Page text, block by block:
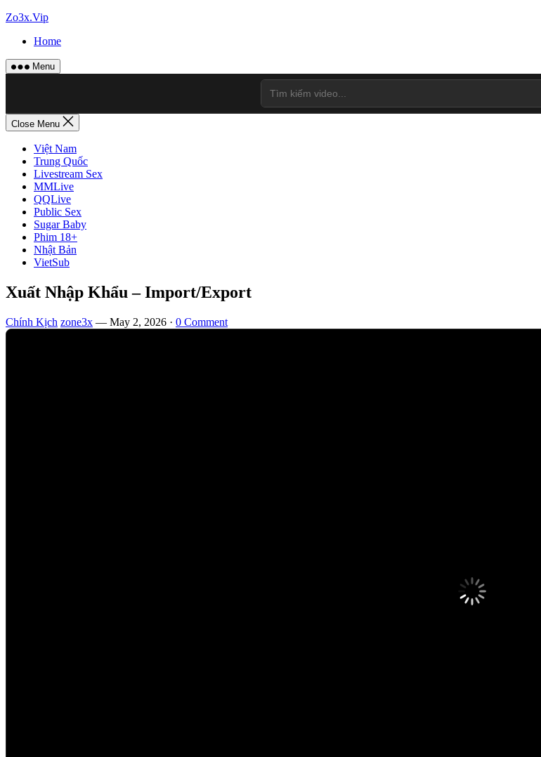
Skip
content
Zo3x.Vip
Home
Menu
Close Menu
Việt Nam
Trung Quốc
Livestream Sex
MMLive
QQLive
Public Sex
Sugar Baby
Phim 18+
Nhật Bản
VietSub
Xuất Nhập Khẩu – Import/Export
Chính Kịch zone3x — May 2, 2026 · 0 Comment